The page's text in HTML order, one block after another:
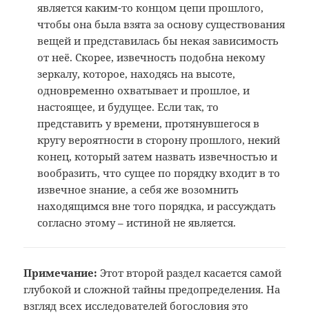
является каким-то концом цепи прошлого,
чтобы она была взята за основу существования
вещей и представилась бы некая зависимость
от неё. Скорее, извечность подобна некому
зеркалу, которое, находясь на высоте,
одновременно охватывает и прошлое, и
настоящее, и будущее. Если так, то
представить у времени, протянувшегося в
кругу вероятности в сторону прошлого, некий
конец, который затем назвать извечностью и
вообразить, что сущее по порядку входит в то
извечное знание, а себя же возомнить
находящимся вне того порядка, и рассуждать
согласно этому – истиной не является.
Примечание: Этот второй раздел касается самой
глубокой и сложной тайны предопределения.На
взгляд всех исследователей богословияэто